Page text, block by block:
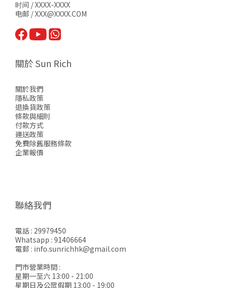
时间 / XXXX-XXXX
电邮 / XXX@XXXX.COM
關於 Sun Rich
關於我們
隱私政策
退換貨政策
條款與細則
付款方式
運送政策
免費除舊服務條款
企業報價
聯絡我們
電話 : 29979450
Whatsapp : 91406664
電郵 : info.sunrichhk@gmail.com
門市營業時間 :
星期一至六 13:00 - 21:00
星期日及公眾假期 13:00 - 19:00